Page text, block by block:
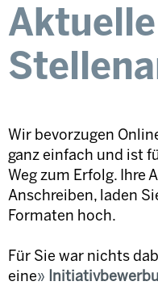
Aktuelle
Wir bevorzugen
ganz einfach und ist
Weg zum Erfolg. Ihre
Anschreiben, laden
Formaten hoch.
Für Sie war nichts
eine